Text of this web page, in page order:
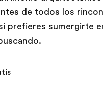
de todos los
prefieres sumergirte